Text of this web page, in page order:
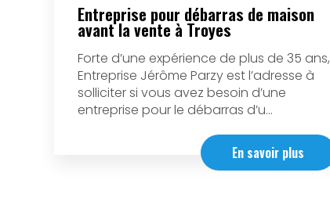
Entreprise pour débarras de maison
avant la vente à Troyes
Forte d’une expérience de plus de 35 ans,
Entreprise Jérôme Parzy est l’adresse à
solliciter si vous avez besoin d’une
entreprise pour le débarras d’u...
En savoir plus